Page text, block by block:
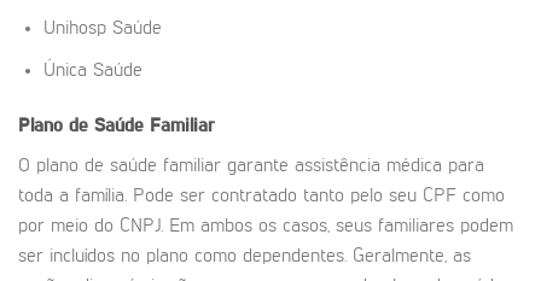
Unihosp Saúde
Única Saúde
Plano de Saúde Familiar
O plano de saúde familiar garante assistência médica para
toda a família. Pode ser contratado tanto pelo seu CPF como
por meio do CNPJ. Em ambos os casos, seus familiares podem
ser incluídos no plano como dependentes. Geralmente, as